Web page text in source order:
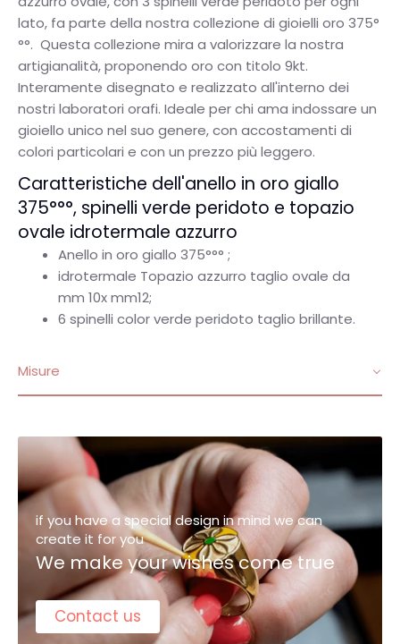
lato, fa parte della nostra collezione di gioielli oro 375°
°°. Questa collezione mira a valorizzare la nostra
artigianalità, proponendo oro con titolo 9kt.
Interamente disegnato e realizzato all'interno dei
nostri laboratori orafi. Ideale per chi ama indossare un
gioiello unico nel suo genere, con accostamenti di
colori particolari e con un prezzo più leggero.
Caratteristiche dell'anello in oro giallo
375°°°, spinelli verde peridoto e topazio
ovale idrotermale azzurro
Anello in oro giallo 375°°° ;
idrotermale Topazio azzurro taglio ovale da
mm 10x mm12;
6 spinelli color verde peridoto taglio brillante.
Misure
if you have a special design in mind we can
create it for you
We make your wishes come true
Contact us